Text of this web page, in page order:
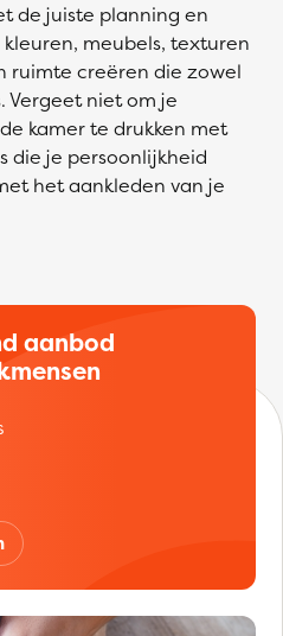
de juiste planning en
meubels, texturen
ruimte creëren die zowel
Vergeet niet om je
kamer te drukken met
die je persoonlijkheid
het aankleden van je
aanbod